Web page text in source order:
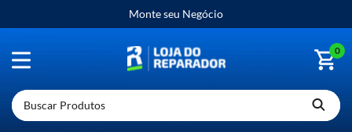
Monte seu Negócio
0
Buscar Produtos